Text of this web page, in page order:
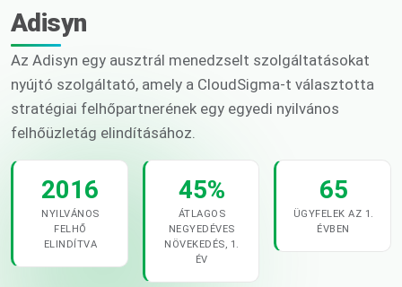
Adisyn
Az Adisyn egy ausztrál menedzselt szolgáltatásokat
nyújtó szolgáltató, amely a CloudSigma-t választotta
stratégiai felhőpartnerének egy egyedi nyilvános
felhőüzletág elindításához.
2016
NYILVÁNOS
FELHŐ
ELINDÍTVA
45%
ÁTLAGOS
NEGYEDÉVES
NÖVEKEDÉS, 1.
ÉV
65
ÜGYFELEK AZ 1.
ÉVBEN